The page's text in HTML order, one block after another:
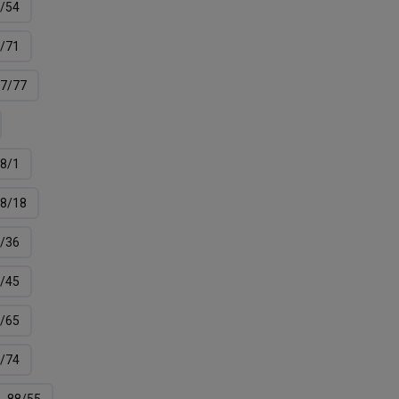
54
71
7/77
8/1
8/18
36
45
65
74